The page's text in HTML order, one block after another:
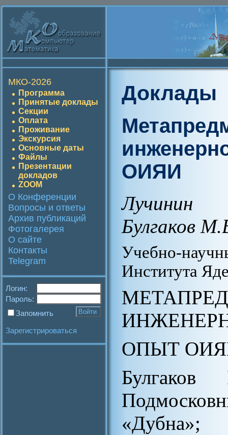
МКО-2026
Программа
Принятые доклады
Секции
Оплата
Проживание
Экскурсия
Основные даты
Файлы
Презентации
докладов
ZOOM
О Конференции
Вопросы и ответы
Архив публикаций
Фотогалерея
О сайте
Контакты
Telegram
Логин:
Пароль:
Запомнить
Зарегистрироваться
Доклады
ОИЯИ
Булгаков
Учебно-
Института
ОПЫТ
«Дубна»;